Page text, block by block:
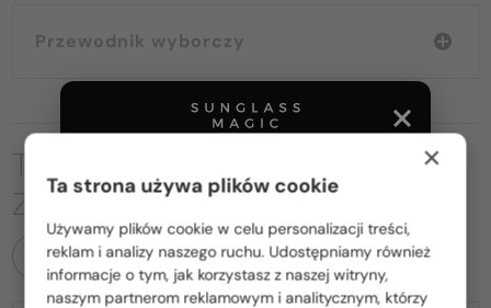
Przewodnik wyborczy
TO MOŻE CIĘ RÓWNIEŻ
ZAINTERESOWAĆ
WSZYSTKIE PRODUKTY
Proszę wybierz z listy odpowiedni dla Ciebie kraj:
Polska / PL
×
Ta strona używa plików cookie
Używamy plików cookie w celu personalizacji treści,
reklam i analizy naszego ruchu. Udostępniamy również
informacje o tym, jak korzystasz z naszej witryny,
naszym partnerom reklamowym i analitycznym, którzy